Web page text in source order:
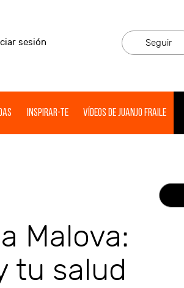
sesión Seguir
Inspirar-te Vídeos de Juanjo Fraile
Malova:
tu salud